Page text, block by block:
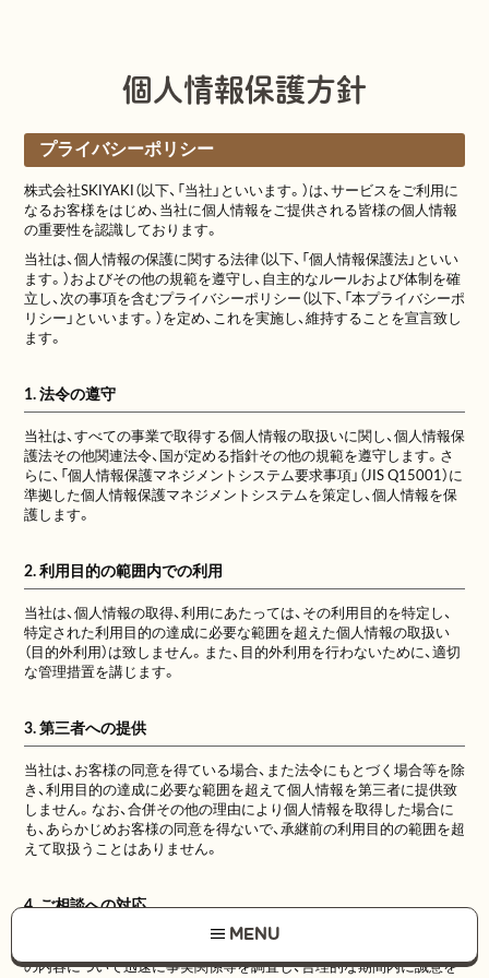
MENU
個人情報保護方針
プライバシーポリシー
株式会社SKIYAKI（以下、「当社」といいます。）は、サービスをご利用に
なるお客様をはじめ、当社に個人情報をご提供される皆様の個人情報
の重要性を認識しております。
当社は、個人情報の保護に関する法律（以下、「個人情報保護法」といい
ます。）およびその他の規範を遵守し、自主的なルールおよび体制を確
立し、次の事項を含むプライバシーポリシー（以下、「本プライバシーポ
リシー」といいます。）を定め、これを実施し、維持することを宣言致し
ます。
1. 法令の遵守
当社は、すべての事業で取得する個人情報の取扱いに関し、個人情報保
護法その他関連法令、国が定める指針その他の規範を遵守します。さ
らに、「個人情報保護マネジメントシステム要求事項」（JIS Q15001）に
準拠した個人情報保護マネジメントシステムを策定し、個人情報を保
護します。
2. 利用目的の範囲内での利用
当社は、個人情報の取得、利用にあたっては、その利用目的を特定し、
特定された利用目的の達成に必要な範囲を超えた個人情報の取扱い
（目的外利用）は致しません。また、目的外利用を行わないために、適切
な管理措置を講じます。
3. 第三者への提供
当社は、お客様の同意を得ている場合、また法令にもとづく場合等を除
き、利用目的の達成に必要な範囲を超えて個人情報を第三者に提供致
しません。なお、合併その他の理由により個人情報を取得した場合に
も、あらかじめお客様の同意を得ないで、承継前の利用目的の範囲を超
えて取扱うことはありません。
4. ご相談への対応
の内容について迅速に事実関係等を調査し、合理的な期間内に誠意を